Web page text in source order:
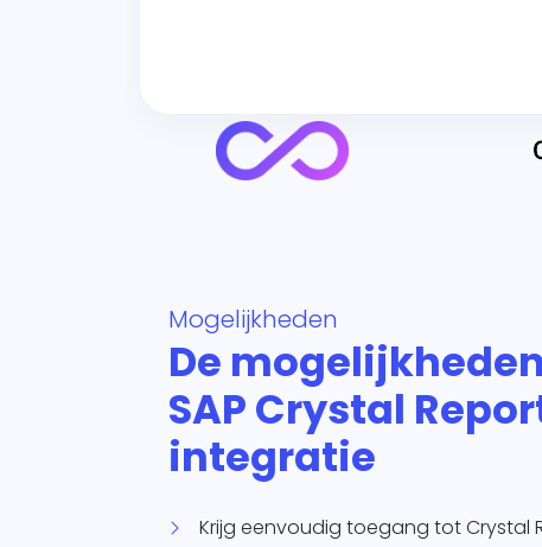
Mogelijkheden
De
SAP Crystal
integratie
Krijg eenvoudig toegang tot Crystal